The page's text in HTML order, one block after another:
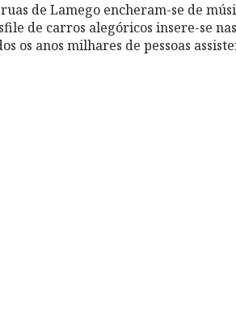
de Lamego encheram-se de
de carros alegóricos insere-se
os anos milhares de pessoas